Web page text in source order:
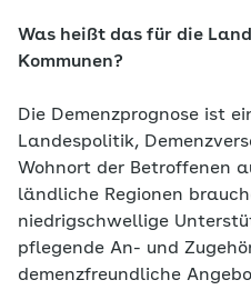
Was heißt das für die
Kommunen?
Die Demenzprognose ist
Landespolitik,
Wohnort der Betroffenen
ländliche Regionen
niedrigschwellige
pflegende An- und
demenzfreundliche